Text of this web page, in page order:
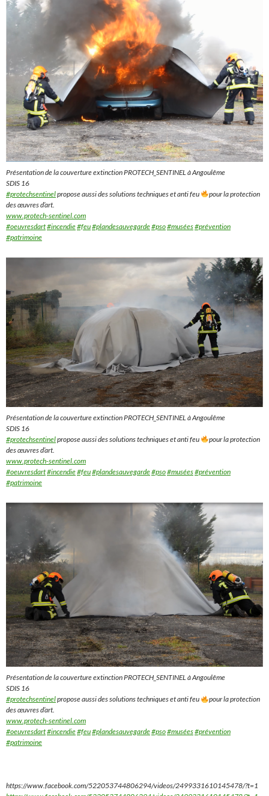
Présentation de la couverture extinction PROTECH_SENTINEL à Angoulême
SDIS 16
#protechsentinelpropose aussi des solutions techniques et anti feu
pour la protection
des œuvres d’art.
www.protech-sentinel.com
#oeuvresdart#incendie#feu#plandesauvegarde#pso#musées#prévention
#patrimoine
Présentation de la couverture extinction PROTECH_SENTINEL à Angoulême
SDIS 16
#protechsentinelpropose aussi des solutions techniques et anti feu
pour la protection
des œuvres d’art.
www.protech-sentinel.com
#oeuvresdart#incendie#feu#plandesauvegarde#pso#musées#prévention
#patrimoine
Présentation de la couverture extinction PROTECH_SENTINEL à Angoulême
SDIS 16
#protechsentinelpropose aussi des solutions techniques et anti feu
pour la protection
des œuvres d’art.
www.protech-sentinel.com
#oeuvresdart#incendie#feu#plandesauvegarde#pso#musées#prévention
#patrimoine
https://www.facebook.com/522053744806294/videos/2499331610145478/?t=1